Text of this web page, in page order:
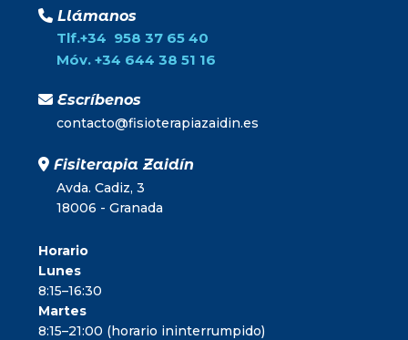
Llámanos
Tlf.+34 958 37 65 40
Móv. +34 644 38 51 16
Escríbenos
contacto@fisioterapiazaidin.es
Fisiterapia Zaidín
Avda. Cadiz, 3
18006 - Granada
Horario
Lunes
8:15–16:30
Martes
8:15–21:00 (horario ininterrumpido)